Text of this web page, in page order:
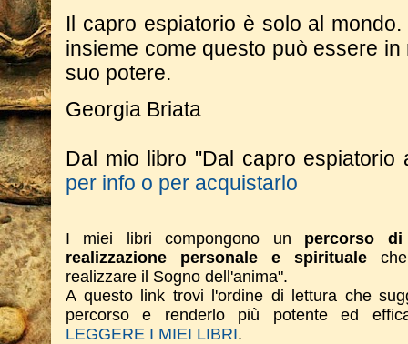
Il capro espiatorio è solo al
insieme come questo può essere
suo potere.
Georgia Briata
Dal mio libro "Dal capro
per info o per acquistarlo
I miei libri compongono un percorso
realizzazione personale e spirituale
realizzare il Sogno dell'anima".
A questo link trovi l'ordine di lettura che
percorso e renderlo più potente ed
LEGGERE I MIEI LIBRI.